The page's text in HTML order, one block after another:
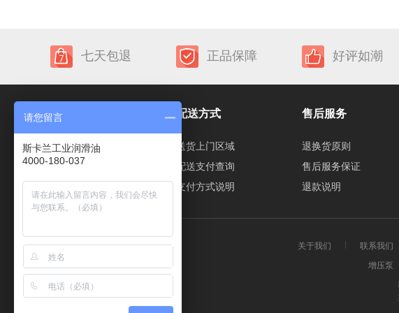
七天包退 正品保障 好评如潮
新手上路
如何注册
购物流程
配送方式
送货上门区域
配送支付查询
支付方式说明
售后服务
退换货原则
售后服务保证
退款说明
关于我们 联系我们
增压泵
请您留言
斯卡兰工业润滑油
4000-180-037